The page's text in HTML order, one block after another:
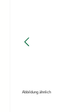
Abbildung ähnlich